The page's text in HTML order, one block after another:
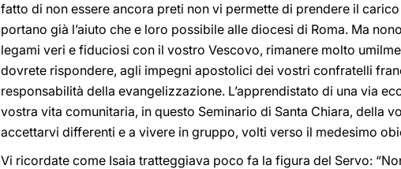
fatto di non essere ancora preti non vi permette di prendere il
portano già l’aiuto che e loro possibile alle diocesi di Roma. Ma
legami veri e fiduciosi con il vostro Vescovo, rimanere molto
dovrete rispondere, agli impegni apostolici dei vostri confratelli
responsabilità della evangelizzazione. L’apprendistato di una via
vostra vita comunitaria, in questo Seminario di Santa Chiara, della
accettarvi differenti e a vivere in gruppo, volti verso il medesimo
Vi ricordate come Isaia tratteggiava poco fa la figura del Servo: